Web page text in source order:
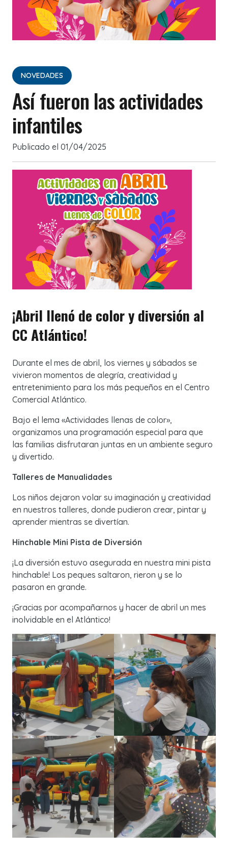
NOVEDADES
Así fueron las actividades
infantiles
Publicado el 01/04/2025
¡Abril llenó de color y diversión al
CC Atlántico!
Durante el mes de abril, los viernes y sábados se
vivieron momentos de alegría, creatividad y
entretenimiento para los más pequeños en el Centro
Comercial Atlántico.
Bajo el lema «Actividades llenas de color»,
organizamos una programación especial para que
las familias disfrutaran juntas en un ambiente seguro
y divertido.
Talleres de Manualidades
Los niños dejaron volar su imaginación y creatividad
en nuestros talleres, donde pudieron crear, pintar y
aprender mientras se divertían.
Hinchable Mini Pista de Diversión
¡La diversión estuvo asegurada en nuestra mini pista
hinchable! Los peques saltaron, rieron y se lo
pasaron en grande.
¡Gracias por acompañarnos y hacer de abril un mes
inolvidable en el Atlántico!